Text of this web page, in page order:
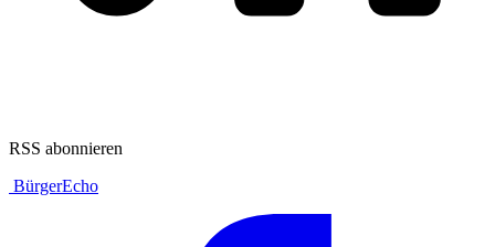
RSS abonnieren
BürgerEcho